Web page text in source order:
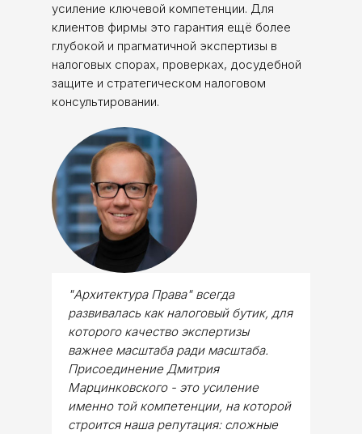
усиление ключевой компетенции. Для
клиентов фирмы это гарантия ещё более
глубокой и прагматичной экспертизы в
налоговых спорах, проверках, досудебной
защите и стратегическом налоговом
консультировании.
"Архитектура Права" всегда
развивалась как налоговый бутик, для
которого качество экспертизы
важнее масштаба ради масштаба.
Присоединение Дмитрия
Марцинковского - это усиление
именно той компетенции, на которой
строится наша репутация: сложные